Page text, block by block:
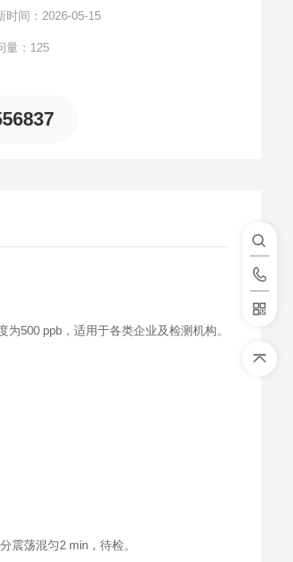
时间：2026-05-15
量：125
500 ppb，适用于各类企业及检测机构。
震荡混匀2 min，待检。